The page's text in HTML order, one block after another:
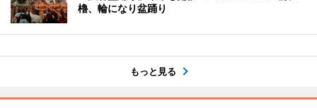
櫓、輪になり盆踊り
もっと見る